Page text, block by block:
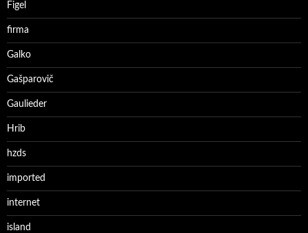
Figel
firma
Galko
Gašparovič
Gaulieder
Hrib
hzds
imported
internet
island